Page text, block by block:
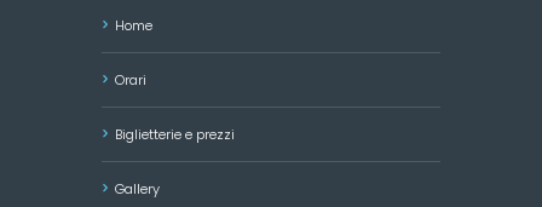
Home
Orari
Biglietterie e prezzi
Gallery